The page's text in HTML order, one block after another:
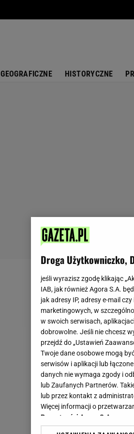
GEOGRAFICZNE HISTORYCZNE
Droga Użytkowniczko,
jeśli wyrazisz zgodę klikając
IAB, jak również Agora S.A.
jak adresy IP, adresy e-mail
marketingowych, w
w swoich serwisach,
dobrowolne. Jeśli nie chcesz
przejdź do „Ustawień
Twoje dane osobowe mogą
serwisów i aplikacji lub
danych nie wymaga zgody i
lub Zaufanych Partnerów.
lub przez kontakt z
Więcej informacji o
Prywatności Agora S.A.